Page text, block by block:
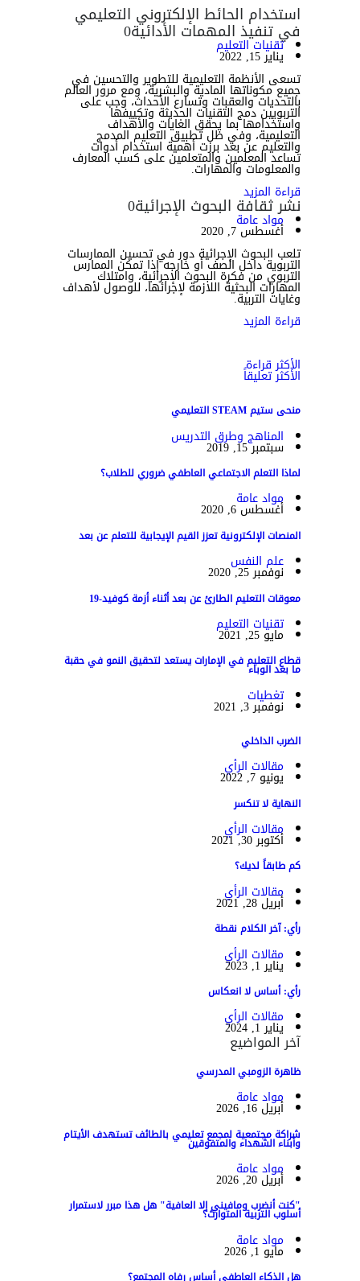
استخدام الحائط الإلكتروني التعليمي
في تنفيذ المهمات الأدائية0
تقنيات التعليم
يناير 15, 2022
تسعى الأنظمة التعليمية للتطوير والتحسين في
جميع مكوناتها المادية والبشرية، ومع مرور العالم
بالتحديات والعقبات وتسارع الأحداث، وجب على
التربويين دمج التقنيات الحديثة وتكييفها
واستخدامها بما يحقق الغايات والأهداف
التعليمية، وفي ظل تطبيق التعليم المدمج
والتعليم عن بعد برزت أهمية استخدام أدوات
تساعد المعلمين والمتعلمين على كسب المعارف
والمعلومات والمهارات.
قراءة المزيد
نشر ثقافة البحوث الإجرائية0
مواد عامة
أغسطس 7, 2020
تلعب البحوث الإجرائية دور في تحسين الممارسات
التربوية داخل الصف أو خارجه إذا تمكن الممارس
التربوي من فكرة البحوث الإجرائية، وامتلاك
المهارات البحثية اللازمة لإجرائها، للوصول لأهداف
وغايات التربية.
قراءة المزيد
الأكثر قراءة
الأكثر تعليقاً
منحى ستيم STEAM التعليمي
المناهج وطرق التدريس
سبتمبر 15, 2019
لماذا التعلم الاجتماعي العاطفي ضروري للطلاب؟
مواد عامة
أغسطس 6, 2020
المنصات الإلكترونية تعزز القيم الإيجابية للتعلم عن بعد
علم النفس
نوفمبر 25, 2020
معوقات التعليم الطارئ عن بعد أثناء أزمة كوفيد-19
تقنيات التعليم
مايو 25, 2021
قطاع التعليم في الإمارات يستعد لتحقيق النمو في حقبة
ما بعد الوباء
تغطيات
نوفمبر 3, 2021
الضرب الداخلي
مقالات الرأي
يونيو 7, 2022
النهاية لا تنكسر
مقالات الرأي
أكتوبر 30, 2021
كم طابقاً لديك؟
مقالات الرأي
أبريل 28, 2021
رأي: آخر الكلام نقطة
مقالات الرأي
يناير 1, 2023
رأي: أساس لا انعكاس
مقالات الرأي
يناير 1, 2024
آخر المواضيع
ظاهرة الزومبي المدرسي
مواد عامة
أبريل 16, 2026
شراكة مجتمعية لمجمع تعليمي بالطائف تستهدف الأيتام
وأبناء الشهداء والمتفوقين
مواد عامة
أبريل 20, 2026
"كنت أنضرب ومافيني إلا العافية" هل هذا مبرر لاستمرار
أسلوب التربية المتوارث؟
مواد عامة
مايو 1, 2026
هل الذكاء العاطفي أساس رفاه المجتمع؟